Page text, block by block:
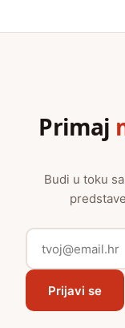
Primaj
Budi u toku
Prijavi se